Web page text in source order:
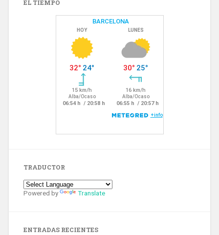
EL TIEMPO
TRADUCTOR
Powered by Translate
ENTRADAS RECIENTES